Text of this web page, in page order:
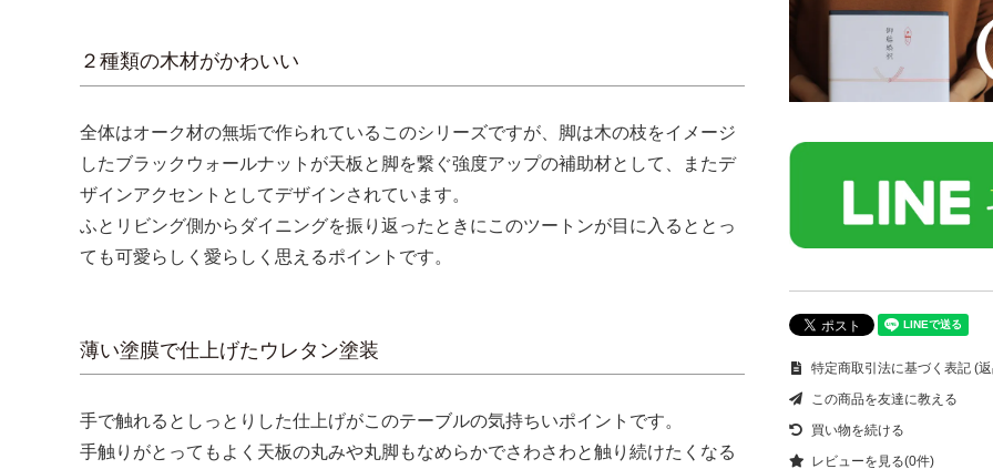
２種類の木材がかわいい
全体はオーク材の無垢で作られているこのシリーズですが、脚は木の枝をイメージ
したブラックウォールナットが天板と脚を繋ぐ強度アップの補助材として、またデ
ザインアクセントとしてデザインされています。
ふとリビング側からダイニングを振り返ったときにこのツートンが目に入るととっ
ても可愛らしく愛らしく思えるポイントです。
薄い塗膜で仕上げたウレタン塗装
手で触れるとしっとりした仕上げがこのテーブルの気持ちいポイントです。
手触りがとってもよく天板の丸みや丸脚もなめらかでさわさわと触り続けたくなる
特定商取引法に基づく表記 (
この商品を友達に教える
買い物を続ける
レビューを見る(0件)